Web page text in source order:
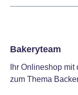
Bakeryteam
Ihr Onlineshop
zum Thema